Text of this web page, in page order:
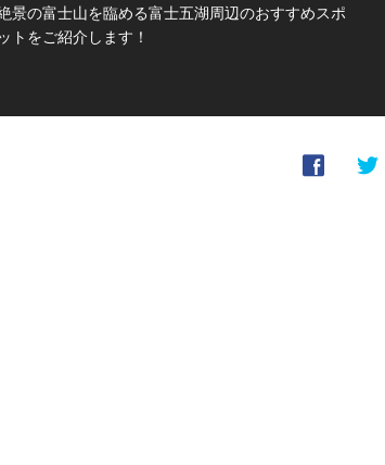
景の富士山を臨める富士五湖周辺のおすすめスポ
ットをご紹介します！